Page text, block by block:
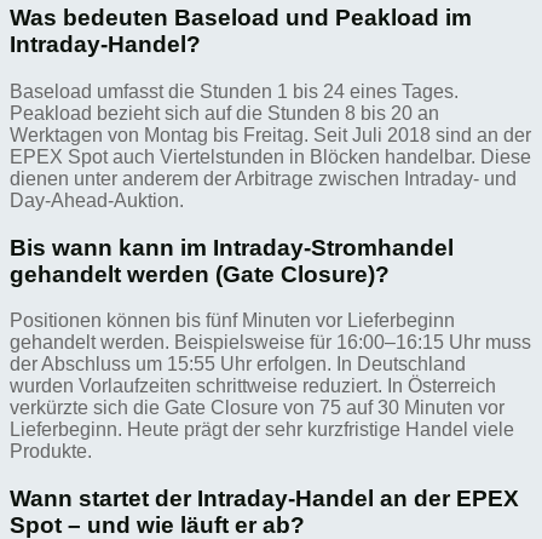
Was bedeuten Baseload und Peakload im
Intraday-Handel?
Baseload umfasst die Stunden 1 bis 24 eines Tages.
Peakload bezieht sich auf die Stunden 8 bis 20 an
Werktagen von Montag bis Freitag. Seit Juli 2018 sind an der
EPEX Spot auch Viertelstunden in Blöcken handelbar. Diese
dienen unter anderem der Arbitrage zwischen Intraday- und
Day-Ahead-Auktion.
Bis wann kann im Intraday-Stromhandel
gehandelt werden (Gate Closure)?
Positionen können bis fünf Minuten vor Lieferbeginn
gehandelt werden. Beispielsweise für 16:00–16:15 Uhr muss
der Abschluss um 15:55 Uhr erfolgen. In Deutschland
wurden Vorlaufzeiten schrittweise reduziert. In Österreich
verkürzte sich die Gate Closure von 75 auf 30 Minuten vor
Lieferbeginn. Heute prägt der sehr kurzfristige Handel viele
Produkte.
Wann startet der Intraday-Handel an der EPEX
Spot – und wie läuft er ab?